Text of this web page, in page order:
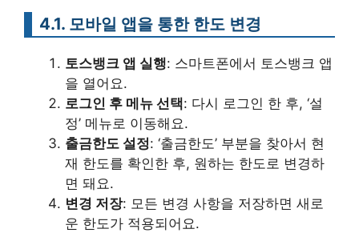
4.1. 모바일 앱을 통한 한도 변경
토스뱅크 앱 실행: 스마트폰에서 토스뱅크 앱
을 열어요.
로그인 후 메뉴 선택: 다시 로그인 한 후, ‘설
정’ 메뉴로 이동해요.
출금한도 설정: ‘출금한도’ 부분을 찾아서 현
재 한도를 확인한 후, 원하는 한도로 변경하
면 돼요.
변경 저장: 모든 변경 사항을 저장하면 새로
운 한도가 적용되어요.